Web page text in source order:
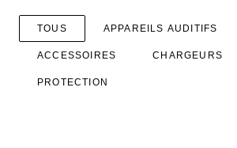
TOUS APPAREILS AUDITIFS
ACCESSOIRES CHARGEURS
PROTECTION